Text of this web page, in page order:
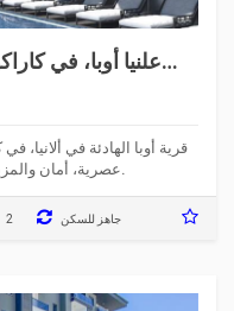
علنيا أوبا، في
قرية أوبا الهادئة في
عصرية، أمان والمزيد. انقر لمزيد من التفاصيل. 130,000 يورو.
2 جاهز للسكن